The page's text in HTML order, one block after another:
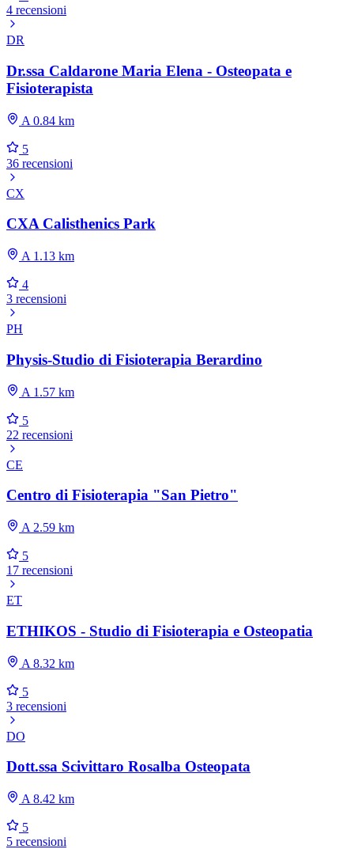
4 recensioni
DR
Dr.ssa Caldarone Maria Elena - Osteopata e
Fisioterapista
A 0.84 km
5
36 recensioni
CX
CXA Calisthenics Park
A 1.13 km
4
3 recensioni
PH
Physis-Studio di Fisioterapia Berardino
A 1.57 km
5
22 recensioni
CE
Centro di Fisioterapia "San Pietro"
A 2.59 km
5
17 recensioni
ET
ETHIKOS - Studio di Fisioterapia e Osteopatia
A 8.32 km
5
3 recensioni
DO
Dott.ssa Scivittaro Rosalba Osteopata
A 8.42 km
5
5 recensioni